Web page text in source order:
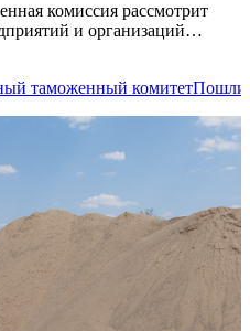
комиссия рассмотрит
и организаций
таможенный комитет